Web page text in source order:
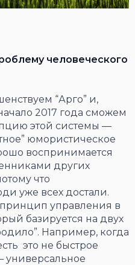
человеческого
“Арго” и,
2017 года сможем
этой системы —
юмористическое
воспринимается
других
что
уже всех достали.
управления в
базируется на двух
Например, когда
это не быстрое
универсальное